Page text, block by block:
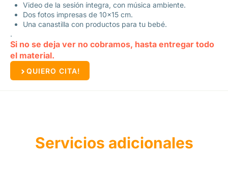
Video de la sesión íntegra, con música ambiente.
Dos fotos impresas de 10×15 cm.
Una canastilla con productos para tu bebé.
.
Si no se deja ver no cobramos, hasta entregar todo
el material.
QUIERO CITA!
Servicios adicionales